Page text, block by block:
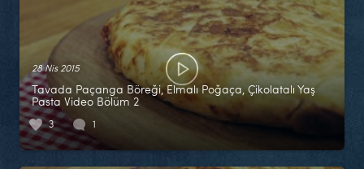
28 Nis 2015
Tavada Paçanga Böreği, Elmalı Poğaça, Çikolatalı Yaş
Pasta Video Bölüm 2
3 1